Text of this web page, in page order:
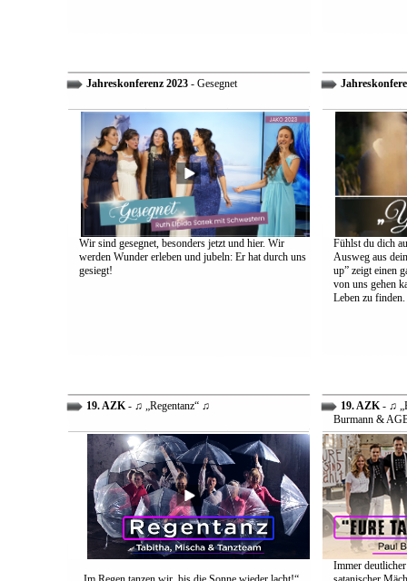
Jahreskonferenz 2023- Gesegnet
Wir sind gesegnet, besonders jetzt und hier. Wir
werden Wunder erleben und jubeln: Er hat durch uns
gesiegt!
Fühlst du dich
Ausweg aus
up” zeigt einen
von uns gehen
Leben zu finden.
19. AZK- ♫ „Regentanz“ ♫ 19. AZK- ♫
Burmann &
Immer